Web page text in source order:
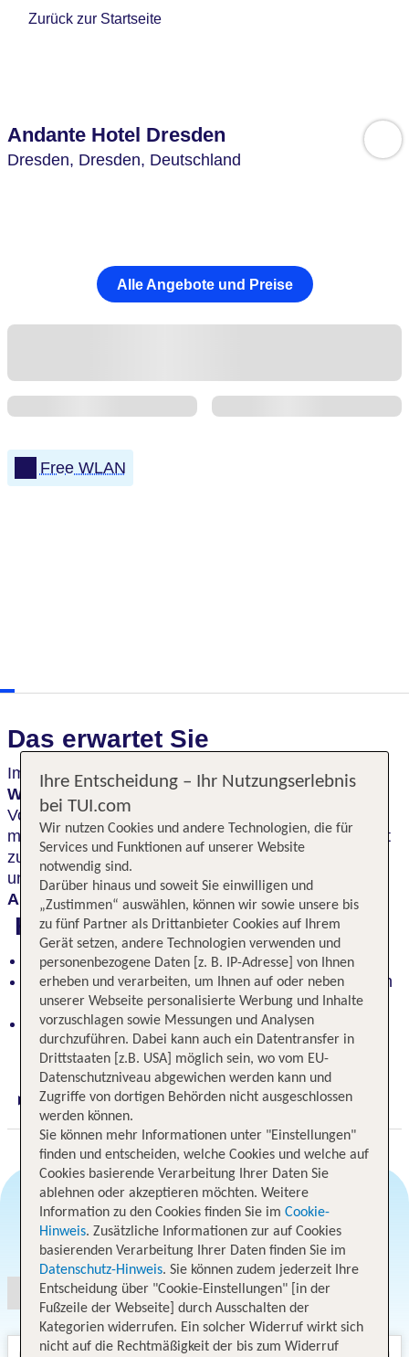
Zurück zur Startseite
Andante Hotel Dresden
Dresden, Dresden, Deutschland
Alle Angebote und Preise
Free WLAN
Das erwartet Sie
Im Andante Hotel Dresden genießt du
Wohlfühlmomente
im südöstlichen Stadtteil Reick.
Von hier bist du bequem in der barocken Innenstadt
mit ihren beeindruckenden Museen. Oder du startest
zu Outdoor Abenteuern in der Sächsischen Schweiz
und zum berühmten Prebischtor. Dein perfekter
Ausgangspunktfür Entdeckungen.
Highlights
Wohlfühlmomente genießen
Bequemer Zugang zur barocken Altstadt und ihren
Highlights
Idealer Startpunkt für Ausflüge in die Sächsische
Schweiz
Digitaler und telefonischer 24/7 TUI Service
Angebotsauswahl
Ihre Entscheidung – Ihr Nutzungserlebnis
bei TUI.com
Wir nutzen Cookies und andere Technologien, die für
Services und Funktionen auf unserer Website
notwendig sind.
Darüber hinaus und soweit Sie einwilligen und
„Zustimmen“ auswählen, können wir sowie unsere bis
zu fünf Partner als Drittanbieter Cookies auf Ihrem
Gerät setzen, andere Technologien verwenden und
personenbezogene Daten [z. B. IP-Adresse] von Ihnen
erheben und verarbeiten, um Ihnen auf oder neben
unserer Webseite personalisierte Werbung und Inhalte
vorzuschlagen sowie Messungen und Analysen
durchzuführen. Dabei kann auch ein Datentransfer in
Drittstaaten [z.B. USA] möglich sein, wo vom EU-
Datenschutzniveau abgewichen werden kann und
Zugriffe von dortigen Behörden nicht ausgeschlossen
werden können.
Sie können mehr Informationen unter "Einstellungen"
finden und entscheiden, welche Cookies und welche auf
Cookies basierende Verarbeitung Ihrer Daten Sie
ablehnen oder akzeptieren möchten. Weitere
Information zu den Cookies finden Sie im Cookie-
Hinweis. Zusätzliche Informationen zur auf Cookies
basierenden Verarbeitung Ihrer Daten finden Sie im
Datenschutz-Hinweis. Sie können zudem jederzeit Ihre
Entscheidung über "Cookie-Einstellungen" [in der
Fußzeile der Webseite] durch Ausschalten der
Kategorien widerrufen. Ein solcher Widerruf wirkt sich
nicht auf die Rechtmäßigkeit der bis zum Widerruf